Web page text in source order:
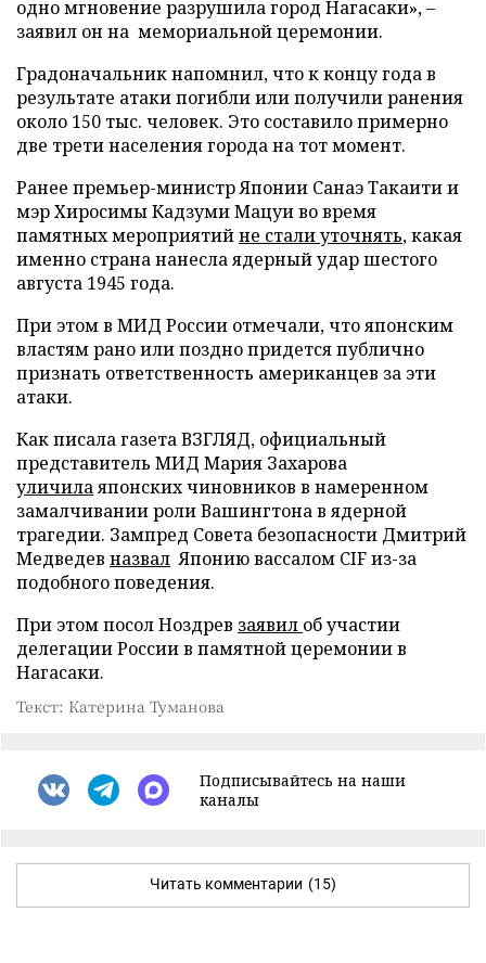
одно мгновение разрушила город Нагасаки», –
заявил он на мемориальной церемонии.
Градоначальник напомнил, что к концу года в
результате атаки погибли или получили ранения
около 150 тыс. человек. Это составило примерно
две трети населения города на тот момент.
Ранее премьер-министр Японии Санаэ Такаити и
мэр Хиросимы Кадзуми Мацуи во время
памятных мероприятийне стали уточнять, какая
именно страна нанесла ядерный удар шестого
августа 1945 года.
При этом в МИД России отмечали, что японским
властям рано или поздно придется публично
признать ответственность американцев за эти
атаки.
Как писала газета ВЗГЛЯД, официальный
представитель МИД Мария Захарова
уличилаяпонских чиновников в намеренном
замалчивании роли Вашингтона в ядерной
трагедии. Зампред Совета безопасности Дмитрий
Медведев назвал Японию вассалом CIF из-за
подобного поведения.
При этом посол Ноздрев заявил об участии
делегации России в памятной церемонии в
Нагасаки.
Текст: Катерина Туманова
Подписывайтесь на наши
каналы
Читать комментарии (15)